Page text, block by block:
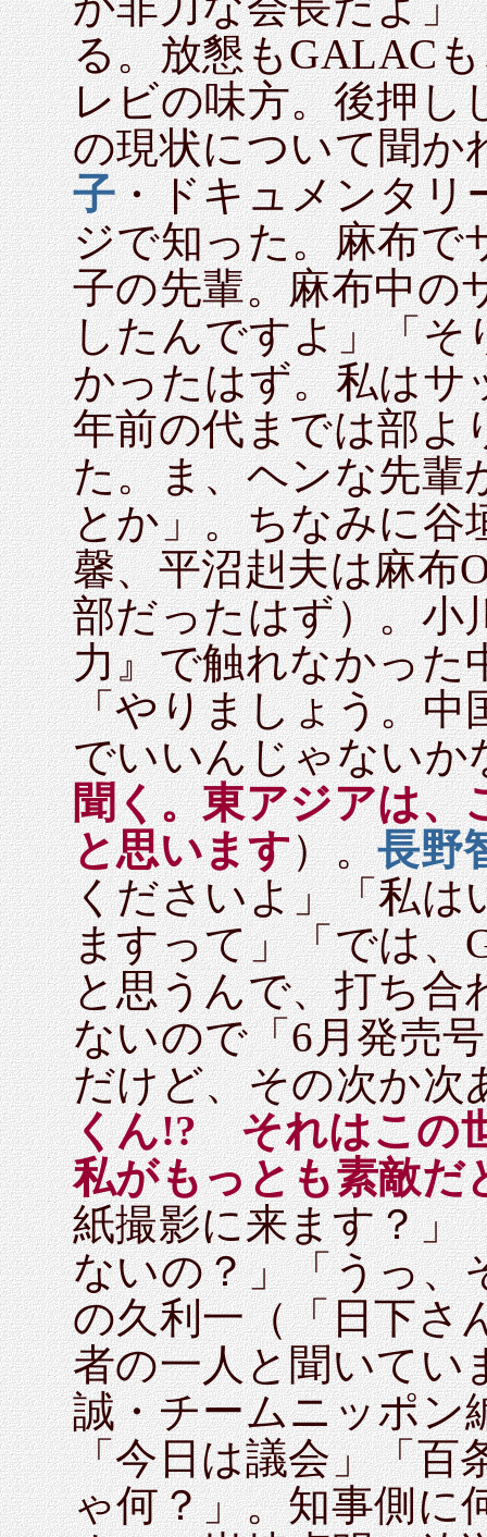
る。放懇もGALAC
レビの味方。後押し
の現状について聞か
子・ドキュメンタリ
ジで知った。麻布で
子の先輩。麻布中の
したんですよ」「そ
かったはず。私はサ
年前の代までは部よ
た。ま、ヘンな先輩
とか」。ちなみに谷
馨、平沼赳夫は麻布
部だったはず）。小
力』で触れなかった
「やりましょう。中
でいいんじゃないか
聞く。東アジアは、
と思います）。長野
くださいよ」「私は
ますって」「では、
と思うんで、打ち合
ないので「6月発売
だけど、その次か次
くん!? それはこの
私がもっとも素敵だ
紙撮影に来ます？」
ないの？」「うっ
の久利一（「日下さ
者の一人と聞いてい
誠・チームニッポン
「今日は議会」「百
ゃ何？」。知事側に